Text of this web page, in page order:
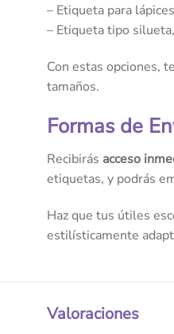
– Etiqueta para
– Etiqueta tipo
Con estas opciones,
tamaños.
Formas de
Recibirás acceso
etiquetas, y podrás
Haz que tus útiles
estilísticamente
Valoraciones